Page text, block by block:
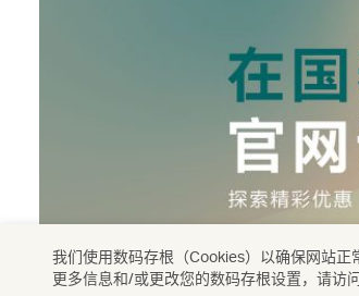
我们使用数码存根（Cookies）以确保网站
更多信息和/或更改您的数码存根设置，请访